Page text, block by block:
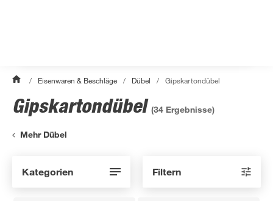
/ Eisenwaren & Beschläge / Dübel / Gipskartondübel
Gipskartondübel (34 Ergebnisse)
Mehr Dübel
Kategorien Filtern